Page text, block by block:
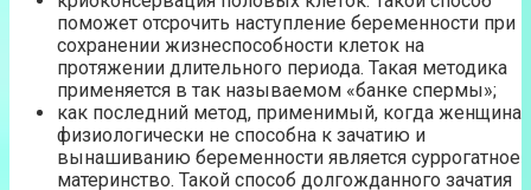
поможет отсрочить наступление беременности при
сохранении жизнеспособности клеток на
протяжении длительного периода. Такая методика
применяется в так называемом «банке спермы»;
как последний метод, применимый, когда женщина
физиологически не способна к зачатию и
вынашиванию беременности является суррогатное
материнство. Такой способ долгожданного зачатия